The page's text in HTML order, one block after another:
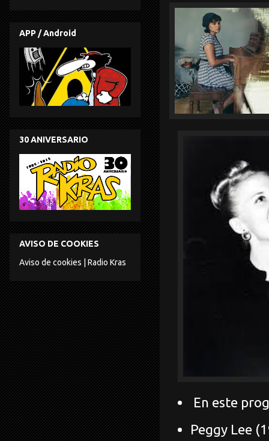
En este
Peggy Lee
APP / Android
30 ANIVERSARIO
AVISO DE COOKIES
Aviso de cookies | Radio Kras